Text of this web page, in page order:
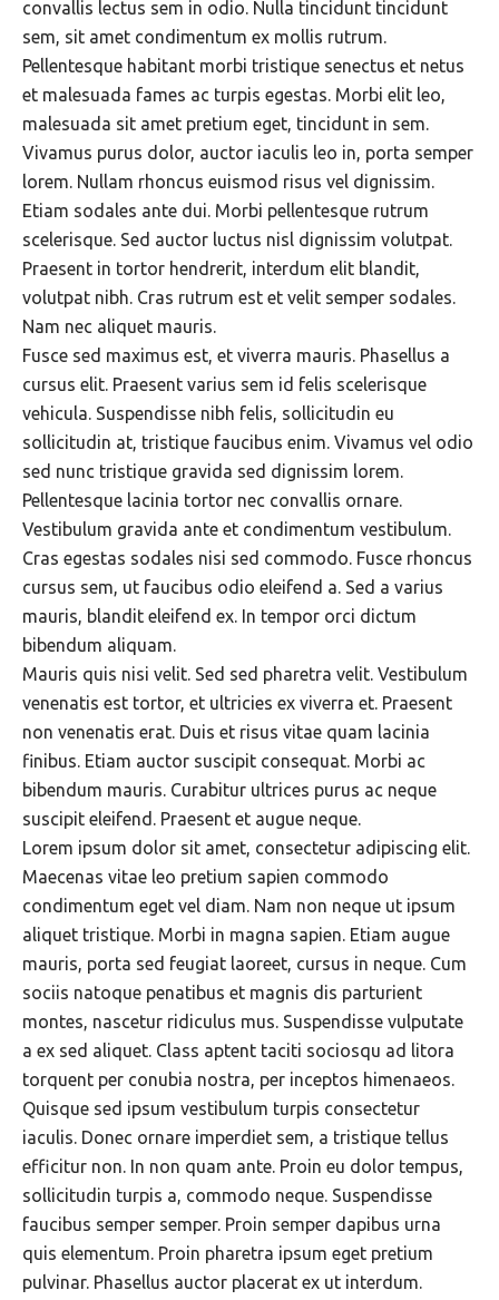
convallis lectus sem in odio. Nulla tincidunt tincidunt
sem, sit amet condimentum ex mollis rutrum.
Pellentesque habitant morbi tristique senectus et netus
et malesuada fames ac turpis egestas. Morbi elit leo,
malesuada sit amet pretium eget, tincidunt in sem.
Vivamus purus dolor, auctor iaculis leo in, porta semper
lorem. Nullam rhoncus euismod risus vel dignissim.
Etiam sodales ante dui. Morbi pellentesque rutrum
scelerisque. Sed auctor luctus nisl dignissim volutpat.
Praesent in tortor hendrerit, interdum elit blandit,
volutpat nibh. Cras rutrum est et velit semper sodales.
Nam nec aliquet mauris.
Fusce sed maximus est, et viverra mauris. Phasellus a
cursus elit. Praesent varius sem id felis scelerisque
vehicula. Suspendisse nibh felis, sollicitudin eu
sollicitudin at, tristique faucibus enim. Vivamus vel odio
sed nunc tristique gravida sed dignissim lorem.
Pellentesque lacinia tortor nec convallis ornare.
Vestibulum gravida ante et condimentum vestibulum.
Cras egestas sodales nisi sed commodo. Fusce rhoncus
cursus sem, ut faucibus odio eleifend a. Sed a varius
mauris, blandit eleifend ex. In tempor orci dictum
bibendum aliquam.
Mauris quis nisi velit. Sed sed pharetra velit. Vestibulum
venenatis est tortor, et ultricies ex viverra et. Praesent
non venenatis erat. Duis et risus vitae quam lacinia
finibus. Etiam auctor suscipit consequat. Morbi ac
bibendum mauris. Curabitur ultrices purus ac neque
suscipit eleifend. Praesent et augue neque.
Lorem ipsum dolor sit amet, consectetur adipiscing elit.
Maecenas vitae leo pretium sapien commodo
condimentum eget vel diam. Nam non neque ut ipsum
aliquet tristique. Morbi in magna sapien. Etiam augue
mauris, porta sed feugiat laoreet, cursus in neque. Cum
sociis natoque penatibus et magnis dis parturient
montes, nascetur ridiculus mus. Suspendisse vulputate
a ex sed aliquet. Class aptent taciti sociosqu ad litora
torquent per conubia nostra, per inceptos himenaeos.
Quisque sed ipsum vestibulum turpis consectetur
iaculis. Donec ornare imperdiet sem, a tristique tellus
efficitur non. In non quam ante. Proin eu dolor tempus,
sollicitudin turpis a, commodo neque. Suspendisse
faucibus semper semper. Proin semper dapibus urna
quis elementum. Proin pharetra ipsum eget pretium
pulvinar. Phasellus auctor placerat ex ut interdum.